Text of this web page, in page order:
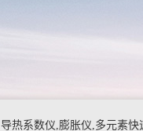
导热系数仪,膨胀仪,多元素快速分析仪,陶瓷检测